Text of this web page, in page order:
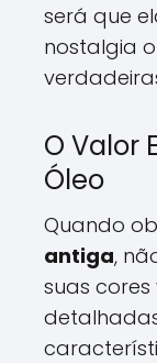
será que
nostalgia
O Valor
Óleo
Quando
antiga,
suas